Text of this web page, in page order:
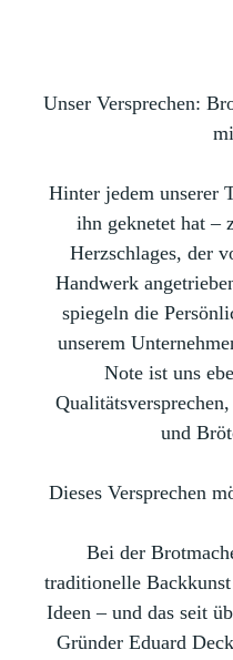
Unser Versprechen:
Hinter jedem unserer
ihn geknetet hat –
Herzschlages, der
Handwerk
spiegeln die
unserem
Note ist uns
und
Dieses Versprechen
Bei der
traditionelle
Ideen – und das seit
Gründer Eduard